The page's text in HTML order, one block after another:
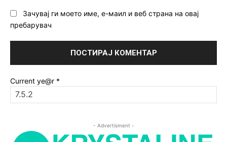
Зачувај ги моето име, е-маил и веб страна на овај
пребарувач
Current ye@r *
- Advertisment -